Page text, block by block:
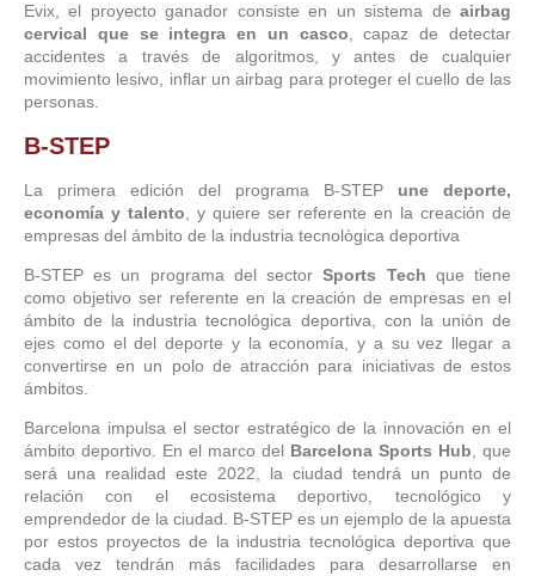
Evix, el proyecto ganador consiste en un sistema de airbag
cervical que se integra en un casco, capaz de detectar
accidentes a través de algoritmos, y antes de cualquier
movimiento lesivo, inflar un airbag para proteger el cuello de las
personas.
B-STEP
La primera edición del programa B-STEP une deporte,
economía y talento , y quiere ser referente en la creación de
empresas del ámbito de la industria tecnològica deportiva
B-STEP es un programa del sectorSports Tech que tiene
como objetivo ser referente en la creación de empresas en el
ámbito de la industria tecnológica deportiva, con la unión de
ejes como el del deporte y la economía, y a su vez llegar a
convertirse en un polo de atracción para iniciativas de estos
ámbitos.
Barcelona impulsa el sector estratégico de la innovación en el
ámbito deportivo. En el marco del Barcelona Sports Hub, que
será una realidad este 2022, la ciudad tendrá un punto de
relación con el ecosistema deportivo, tecnológico y
emprendedor de la ciudad. B-STEP es un ejemplo de la apuesta
por estos proyectos de la industria tecnológica deportiva que
cada vez tendrán más facilidades para desarrollarse en